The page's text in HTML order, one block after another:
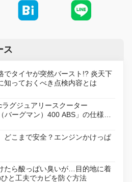
ス
でタイヤが突然バースト!? 炎天下
知っておくべき点検内容とは
グジュアリースクーター
バーグマン）400 ABS」の仕様を
に発売
どこまで安全？エンジンかけっぱ
たら酸っぱい臭いが…目的地に着
と工夫でカビを防ぐ方法